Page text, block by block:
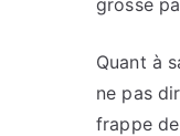
grosse
Quant à
ne pas
frappe